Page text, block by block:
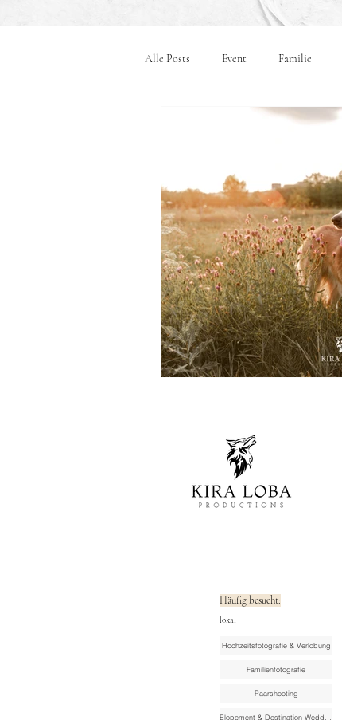
Alle Posts Event Familie
Häufig besucht:
lokal
Hochzeitsfotografie & Verlobung
Familienfotografie
Paarshooting